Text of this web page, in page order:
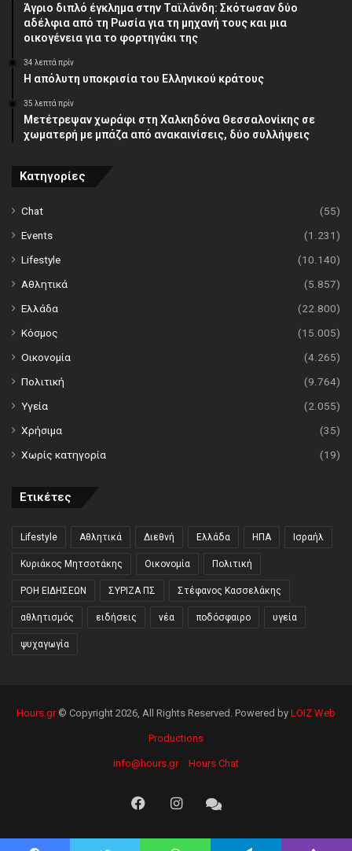
Άγριο διπλό έγκλημα στην Ταϊλάνδη: Σκότωσαν δύο
αδέλφια από τη Ρωσία για τη μηχανή τους και μια
οικογένεια για το φορτηγάκι της
34 λεπτά πρίν
Η απόλυτη υποκρισία του Ελληνικού κράτους
35 λεπτά πρίν
Μετέτρεψαν χωράφι στη Χαλκηδόνα Θεσσαλονίκης σε
χωματερή με μπάζα από ανακαινίσεις, δύο συλλήψεις
Κατηγορίες
Chat
(55)
Events
(1.231)
Lifestyle
(10.140)
Αθλητικά
(5.857)
Ελλάδα
(22.800)
Κόσμος
(15.005)
Οικονομία
(4.265)
Πολιτική
(9.764)
Υγεία
(2.055)
Χρήσιμα
(35)
Χωρίς κατηγορία
(19)
Ετικέτες
Lifestyle Αθλητικά Διεθνή Ελλάδα ΗΠΑ Ισραήλ
Κυριάκος Μητσοτάκης Οικονομία Πολιτική
ΡΟΗ ΕΙΔΗΣΕΩΝ ΣΥΡΙΖΑ ΠΣ Στέφανος Κασσελάκης
αθλητισμός ειδήσεις νέα ποδόσφαιρο υγεία
ψυχαγωγία
Hours.gr© Copyright 2026, All Rights Reserved. Powered by LOIZ Web
Productions
info@hours.gr Hours Chat
FacebookInstagramHours
Chat